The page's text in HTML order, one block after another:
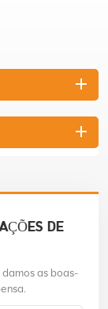
DE
as boas-